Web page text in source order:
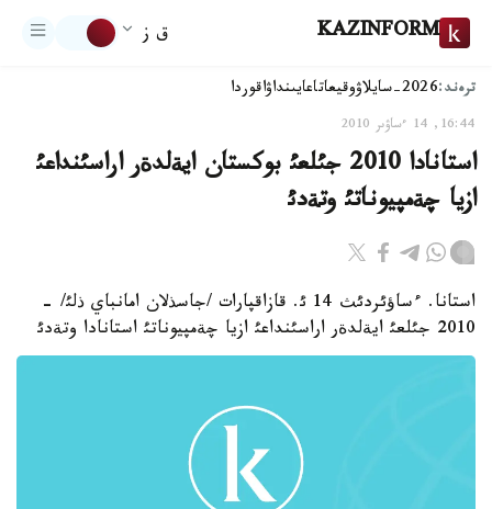
KAZINFORM ق ز
ترەند:2026-سايلاۋ وقيعاتاعايىنداۋاقوردا
16:44, 14 ءساۋىر 2010
استانادا 2010 جئلعئ بوكستان ايةلدةر اراسئنداعئ
ازيا چةمپيوناتئ وتةدئ
استانا. ءساؤئردئث 14 ئ. قازاقپارات /جاسذلان امانباي ذلئ/ -
2010 جئلعئ ايةلدةر اراسئنداعئ ازيا چةمپيوناتئ استانادا وتةدئ